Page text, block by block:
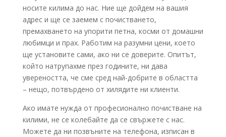
носите килима до нас. Ние ще дойдем на вашия
адрес и ще се заемем с почистването,
премахването на упорити петна, косми от домашни
любимци и прах. Работим на разумни цени, което
ще установите сами, ако ни се доверите. Опитът,
който натрупахме през годините, ни дава
увереността, че сме сред най-добрите в областта
– нещо, потвърдено от хилядите ни клиенти.
Ако имате нужда от професионално почистване на
килими, не се колебайте да се свържете с нас.
Можете да ни позвъните на телефона, изписан в